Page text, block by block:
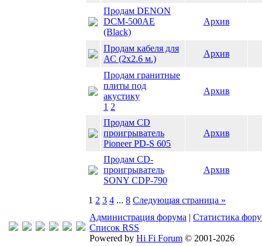
Продам DENON
DCM-500AE
(Black)
Архив
Продам кабеля для
АС (2х2.6 м.)
Архив
Продам гранитные
плиты под
акустику
1 2
Архив
Продам CD
проигрыватель
Pioneer PD-S 605
Архив
Продам CD-
проигрыватель
SONY CDP-790
Архив
1 2 3 4 ... 8 Следующая страница »
Администрация форума | Статистика
Список RSS
Powered by Hi Fi Forum © 2001-2026